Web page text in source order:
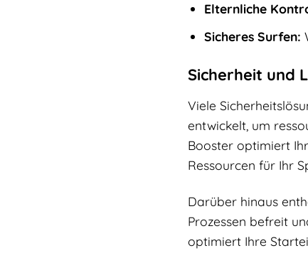
Elternliche
Sicheres Surfen:
Sicherheit und
Viele
entwickelt, um
Booster optimiert
Ressourcen für Ihr
Darüber hinaus
Prozessen befreit
optimiert Ihre